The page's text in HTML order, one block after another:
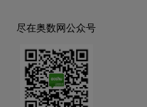
尽在奥数网公众号